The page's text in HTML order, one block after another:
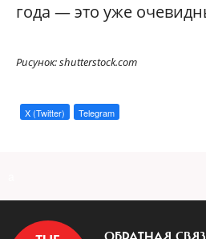
года — это уже
Рисунок: shutterstock.com
X (Twitter) Telegram